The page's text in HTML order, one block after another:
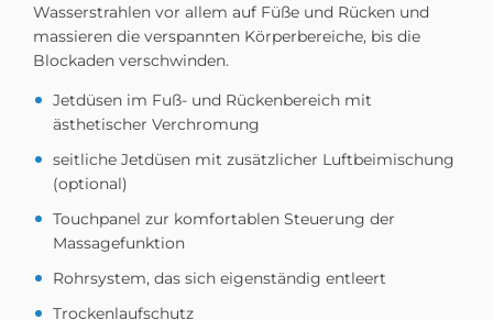
Wasserstrahlen vor allem auf Füße und Rücken und
massieren die verspannten Körperbereiche, bis die
Blockaden verschwinden.
Jetdüsen im Fuß- und Rückenbereich mit
ästhetischer Verchromung
seitliche Jetdüsen mit zusätzlicher Luftbeimischung
(optional)
Touchpanel zur komfortablen Steuerung der
Massagefunktion
Rohrsystem, das sich eigenständig entleert
Trockenlaufschutz